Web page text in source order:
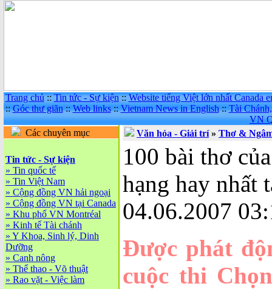
Trang chủ::Tin tức - Sự kiện::Website tiếng Việt lớn nhất Canada
::Góc thư giãn::Web links::Vietnam News in English::Tài
VN
Các chuyên mục
Tin tức - Sự kiện
» Tin quốc tế
» Tin Việt Nam
» Cộng đồng VN hải ngoại
» Cộng đồng VN tại Canada
» Khu phố VN Montréal
» Kinh tế Tài chánh
» Y Khoa, Sinh lý, Dinh
Dưỡng
» Canh nông
» Thể thao - Võ thuật
» Rao vặt - Việc làm
Văn hóa - Giải trí» Thơ &
100 bài thơ
hạng hay nhất
04.06.2007
Được phát
cuộc thi